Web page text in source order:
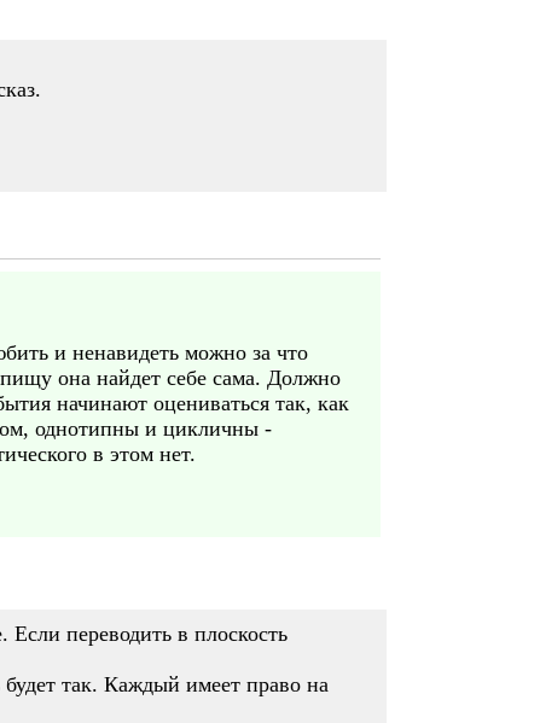
и ненавидеть можно за что
она найдет себе сама. Должно
начинают оцениваться так, как
однотипны и цикличны -
в этом нет.
переводить в плоскость
так. Каждый имеет право на